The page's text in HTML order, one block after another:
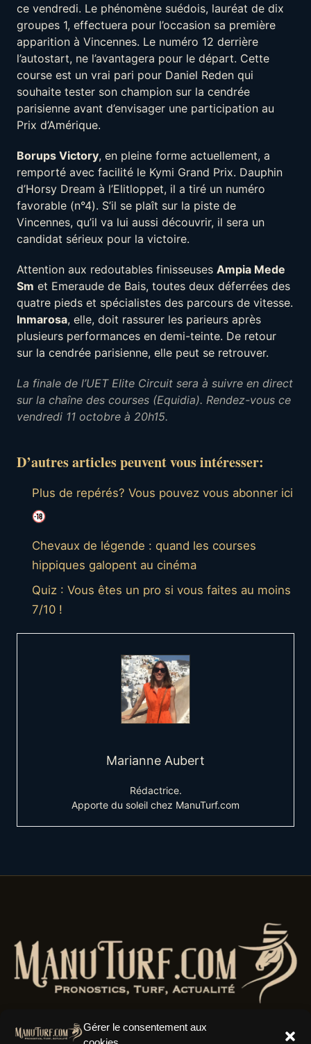
Gérer le consentement aux
ce vendredi. Le phénomène suédois, lauréat de dix
groupes 1, effectuera pour l’occasion sa première
apparition à Vincennes. Le numéro 12 derrière
l’autostart, ne l’avantagera pour le départ. Cette
course est un vrai pari pour Daniel Reden qui
souhaite tester son champion sur la cendrée
parisienne avant d’envisager une participation au
Prix d’Amérique.
Borups Victory, en pleine forme actuellement, a
remporté avec facilité le Kymi Grand Prix. Dauphin
d’Horsy Dream à l’Elitloppet, il a tiré un numéro
favorable (n°4). S’il se plaît sur la piste de
Vincennes, qu’il va lui aussi découvrir, il sera un
candidat sérieux pour la victoire.
Attention aux redoutables finisseuses Ampia Mede
Sm et Emeraude de Bais, toutes deux déferrées des
quatre pieds et spécialistes des parcours de vitesse.
Inmarosa, elle, doit rassurer les parieurs après
plusieurs performances en demi-teinte. De retour
sur la cendrée parisienne, elle peut se retrouver.
La finale de l’UET Elite Circuit sera à suivre en direct
sur la chaîne des courses (Equidia). Rendez-vous ce
vendredi 11 octobre à 20h15.
D’autres articles peuvent vous intéresser:
Plus de repérés? Vous pouvez vous abonner ici
Chevaux de légende : quand les courses
hippiques galopent au cinéma
Quiz : Vous êtes un pro si vous faites au moins
7/10 !
Marianne Aubert
Rédactrice.
Apporte du soleil chez ManuTurf.com